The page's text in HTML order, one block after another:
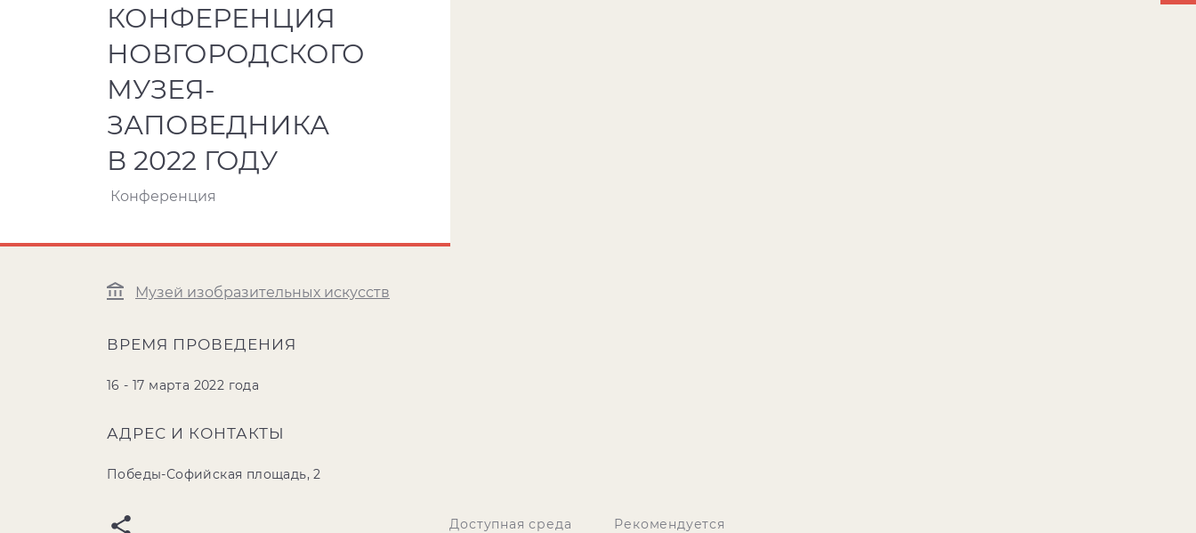
КОНФЕРЕНЦИЯ
НОВГОРОДСКОГО
МУЗЕЯ-
ЗАПОВЕДНИКА
В 2022 ГОДУ
Конференция
Музей изобразительных искусств
ВРЕМЯ ПРОВЕДЕНИЯ
16 - 17 марта 2022 года
АДРЕС И КОНТАКТЫ
Победы-Софийская площадь, 2
Доступная среда Рекомендуется